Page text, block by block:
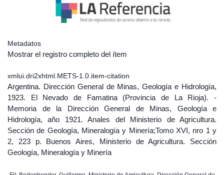
Metadatos
Mostrar el registro completo del ítem
xmlui.dri2xhtml.METS-1.0.item-citation
Argentina. Dirección General de Minas, Geología e Hidrología,
1923. El Nevado de Famatina (Provincia de La Rioja). -
Memoria de la Dirección General de Minas, Geología e
Hidrología, año 1921. Anales del Ministerio de Agricultura.
Sección de Geología, Mineralogía y Minería;Tomo XVI, nro 1 y
2, 223 p. Buenos Aires, Ministerio de Agricultura. Sección
Geología, Mineralogía y Minería